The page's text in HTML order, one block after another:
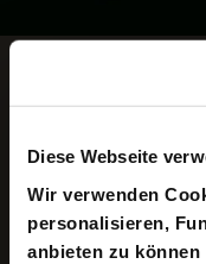
Diese Webseite
Wir verwenden
personalisieren,
anbieten zu